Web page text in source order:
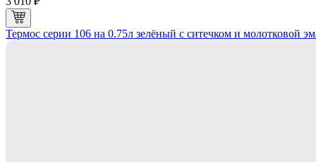
Термос серии 106 на 0.75л зелёный с ситечком и молотковой